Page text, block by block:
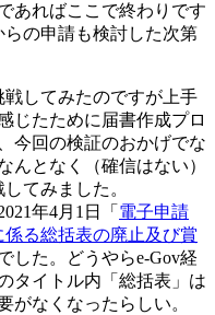
あればここで終わりです
らの申請も検討した次第
戦してみたのですが上手
じたために届書作成プロ
今回の検証のおかげでな
んとなく（確信はない）
てみました。
年4月1日「 電子申請
係る総括表の廃止及び賞
した。どうやらe-Gov経
タイトル内「総括表」は
がなくなったらしい。